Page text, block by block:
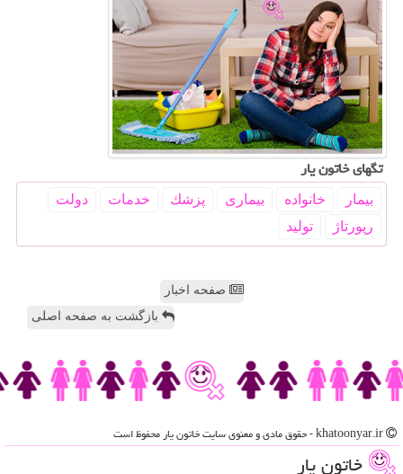
تگهای خاتون یار
بیمار خانواده بیماری پزشك خدمات
دولت
رپورتاژ
تولید
صفحه اخبار
بازگشت به صفحه اصلی
خاتون یار